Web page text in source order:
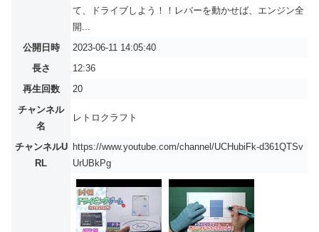
て、ドライブしよう！！レバーを動かせば、エンジン全
開...
公開日時
2023-06-11 14:05:40
長さ
12:36
再生回数
20
チャンネル
名
レトロクラフト
チャンネルU
RL
https://www.youtube.com/channel/UCHubiFk-d361QTSv
UrUBkPg